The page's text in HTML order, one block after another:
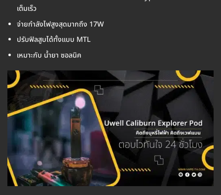
เต็มเร็ว
จ่ายกำลังไฟสูงสุดมากถึง 17W
ปรับฟิลสูบได้ทั้งแบบ MTL
เหมาะกับ น้ำยา ซอลนิค